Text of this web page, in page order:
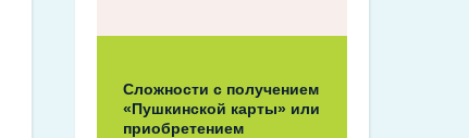
Сложности с получением
«Пушкинской карты» или
приобретением